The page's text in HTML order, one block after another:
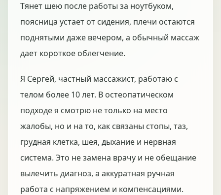
Тянет шею после работы за ноутбуком,
поясница устает от сидения, плечи остаются
поднятыми даже вечером, а обычный массаж
дает короткое облегчение.
Я Сергей, частный массажист, работаю с
телом более 10 лет. В остеопатическом
подходе я смотрю не только на место
жалобы, но и на то, как связаны стопы, таз,
грудная клетка, шея, дыхание и нервная
система. Это не замена врачу и не обещание
вылечить диагноз, а аккуратная ручная
работа с напряжением и компенсациями.